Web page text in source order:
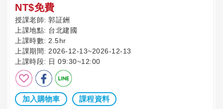
NT$免費
授課老師: 郭証銂
上課地點: 台北建國
上課時數: 2.5hr
上課期間: 2026-12-13~2026-12-13
上課時段: 日 09:30~12:00
加入購物車 課程資料